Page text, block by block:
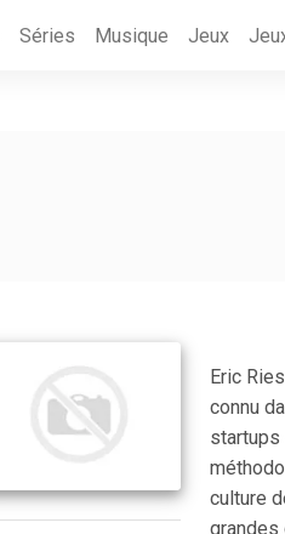
Séries Musique Jeux
Eric
connu
startups
culture
grandes